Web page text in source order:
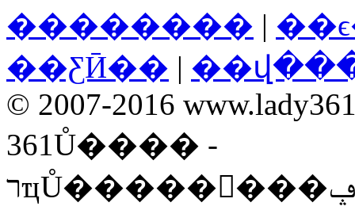
�������� |
��ƸӢ�� |
© 2007-2016
361Ů���� -
רҵŮ��������ݡ����ʡ�ʱ���ۺ��Ż�